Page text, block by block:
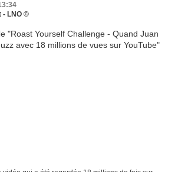
- LNO ©